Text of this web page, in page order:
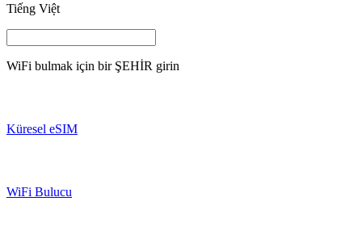
Tiếng Việt
WiFi bulmak için bir ŞEHİR girin
Küresel eSIM
WiFi Bulucu